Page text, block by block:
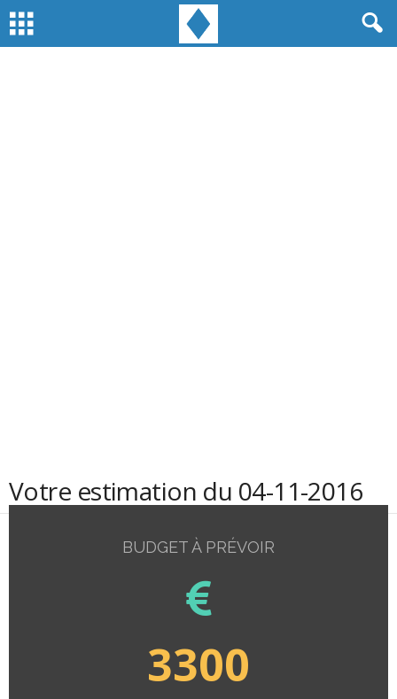
Votre estimation du 04-11-2016
BUDGET À PRÉVOIR
3300